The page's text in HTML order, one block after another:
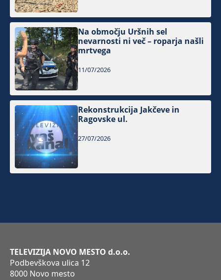
Na območju Uršnih sel
nevarnosti ni več – roparja našli
mrtvega
11/07/2026
Rekonstrukcija Jakčeve in
Ragovske ul.
27/07/2026
TELEVIZIJA NOVO MESTO d.o.o.
Podbevškova ulica 12
8000 Novo mesto